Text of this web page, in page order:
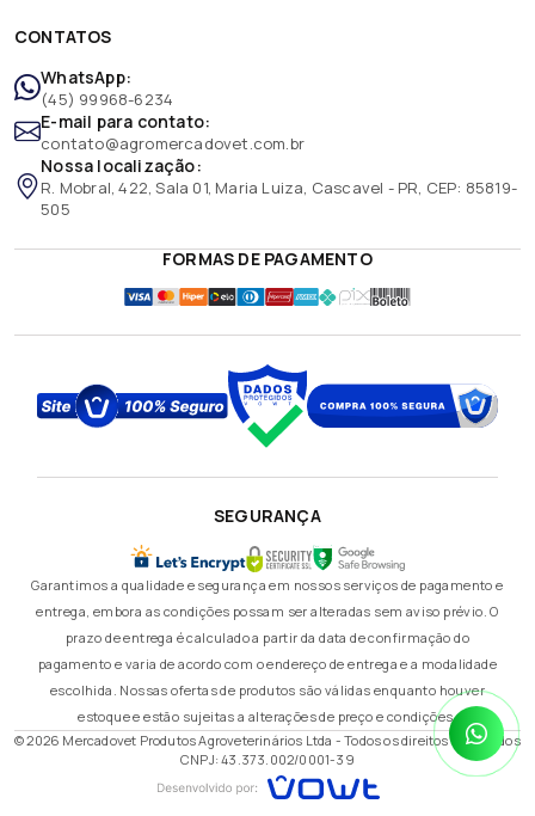
CONTATOS
WhatsApp:
(45) 99968-6234
E-mail para contato:
contato@agromercadovet.com.br
Nossa localização:
R. Mobral, 422, Sala 01, Maria Luiza, Cascavel - PR, CEP: 85819-
505
FORMAS DE PAGAMENTO
SEGURANÇA
Garantimos a qualidade e segurança em nossos serviços de pagamento e
entrega, embora as condições possam ser alteradas sem aviso prévio. O
prazo de entrega é calculado a partir da data de confirmação do
pagamento e varia de acordo com o endereço de entrega e a modalidade
escolhida. Nossas ofertas de produtos são válidas enquanto houver
estoque e estão sujeitas a alterações de preço e condições.
© 2026 Mercadovet Produtos Agroveterinários Ltda - Todos os direitos reservados
CNPJ: 43.373.002/0001-39